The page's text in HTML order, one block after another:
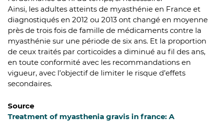
Ainsi, les adultes atteints de myasthénie en France et
diagnostiqués en 2012 ou 2013 ont changé en moyenne
près de trois fois de famille de médicaments contre la
myasthénie sur une période de six ans. Et la proportion
de ceux traités par corticoïdes a diminué au fil des ans,
en toute conformité avec les recommandations en
vigueur, avec l’objectif de limiter le risque d’effets
secondaires.
Source
Treatment of myasthenia gravis in france: A